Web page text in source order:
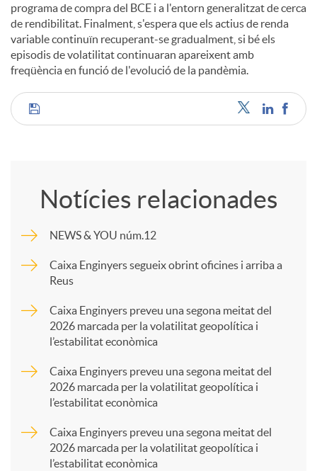
programa de compra del BCE i a l'entorn generalitzat de cerca
de rendibilitat. Finalment, s'espera que els actius de renda
variable continuïn recuperant-se gradualment, si bé els
episodis de volatilitat continuaran apareixent amb
freqüència en funció de l'evolució de la pandèmia.
C
m
p
a
Notícies relacionades
NEWS & YOU núm.12
Caixa Enginyers segueix obrint oficines i arriba a
Reus
Caixa Enginyers preveu una segona meitat del
2026 marcada per la volatilitat geopolítica i
l’estabilitat econòmica
Caixa Enginyers preveu una segona meitat del
2026 marcada per la volatilitat geopolítica i
l’estabilitat econòmica
Caixa Enginyers preveu una segona meitat del
2026 marcada per la volatilitat geopolítica i
l’estabilitat econòmica